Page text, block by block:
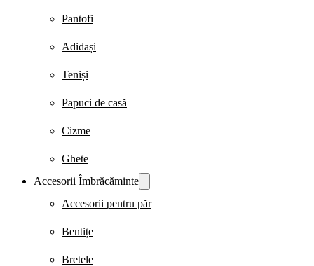
Pantofi
Adidași
Teniși
Papuci de casă
Cizme
Ghete
Accesorii Îmbrăcăminte
Accesorii pentru păr
Bentițe
Bretele